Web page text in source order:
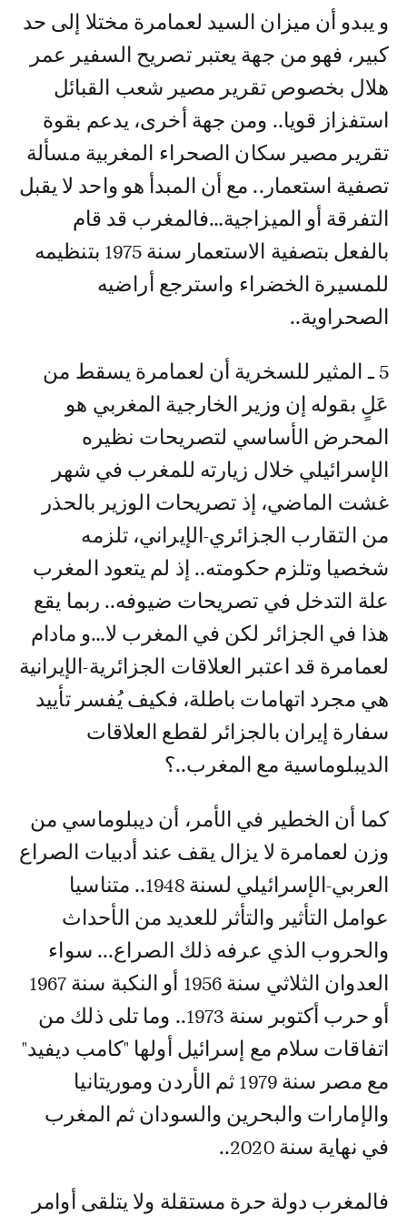
و يبدو أن ميزان السيد لعمامرة مختلا إلى حد
كبير، فهو من جهة يعتبر تصريح السفير عمر
هلال بخصوص تقرير مصير شعب القبائل
استفزاز قويا.. ومن جهة أخرى، يدعم بقوة
تقرير مصير سكان الصحراء المغربية مسألة
تصفية استعمار.. مع أن المبدأ هو واحد لا يقبل
التفرقة أو الميزاجية…فالمغرب قد قام
بالفعل بتصفية الاستعمار سنة 1975 بتنظيمه
للمسيرة الخضراء واسترجع أراضيه
الصحراوية..
5 ـ المثير للسخرية أن لعمامرة يسقط من
عَلٍ بقوله إن وزير الخارجية المغربي هو
المحرض الأساسي لتصريحات نظيره
الإسرائيلي خلال زيارته للمغرب في شهر
غشت الماضي، إذ تصريحات الوزير بالحذر
من التقارب الجزائري-الإيراني، تلزمه
شخصيا وتلزم حكومته.. إذ لم يتعود المغرب
علة التدخل في تصريحات ضيوفه.. ربما يقع
هذا في الجزائر لكن في المغرب لا…و مادام
لعمامرة قد اعتبر العلاقات الجزائرية-الإيرانية
هي مجرد اتهامات باطلة، فكيف يُفسر تأييد
سفارة إيران بالجزائر لقطع العلاقات
الديبلوماسية مع المغرب..؟
كما أن الخطير في الأمر، أن ديبلوماسي من
وزن لعمامرة لا يزال يقف عند أدبيات الصراع
العربي-الإسرائيلي لسنة 1948.. متناسيا
عوامل التأثير والتأثر للعديد من الأحداث
والحروب الذي عرفه ذلك الصراع... سواء
العدوان الثلاثي سنة 1956 أو النكبة سنة 1967
أو حرب أكتوبر سنة 1973.. وما تلى ذلك من
اتفاقات سلام مع إسرائيل أولها "كامب ديفيد"
مع مصر سنة 1979 ثم الأردن وموريتانيا
والإمارات والبحرين والسودان ثم المغرب
في نهاية سنة 2020..
فالمغرب دولة حرة مستقلة ولا يتلقى أوامر